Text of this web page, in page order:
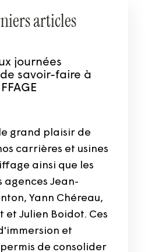
articles
journées
savoir-faire à
grand plaisir de
carrières et usines
ainsi que les
agences Jean-
Yann Chéreau,
et Julien Boidot. Ces
et
de consolider